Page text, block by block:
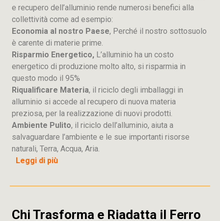
e recupero dell’alluminio rende numerosi benefici alla
collettività come ad esempio:
Economia al nostro Paese, Perché il nostro sottosuolo
è carente di materie prime.
Risparmio Energetico, L’alluminio ha un costo
energetico di produzione molto alto, si risparmia in
questo modo il 95%
Riqualificare Materia, il riciclo degli imballaggi in
alluminio si accede al recupero di nuova materia
preziosa, per la realizzazione di nuovi prodotti.
Ambiente Pulito, il riciclo dell’alluminio, aiuta a
salvaguardare l’ambiente e le sue importanti risorse
naturali, Terra, Acqua, Aria.
Leggi di più
Chi Trasforma e Riadatta il Ferro